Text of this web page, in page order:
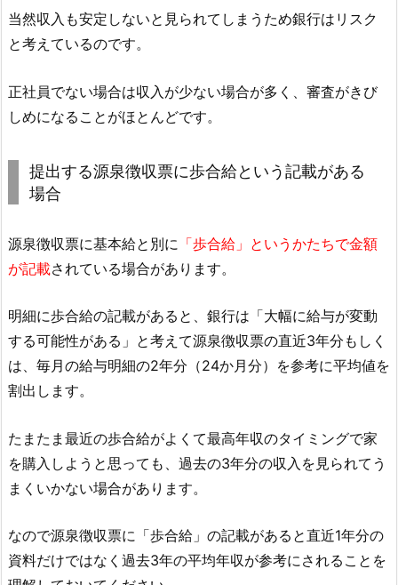
当然収入も安定しないと見られてしまうため銀行はリスク
と考えているのです。
正社員でない場合は収入が少ない場合が多く、審査がきび
しめになることがほとんどです。
提出する源泉徴収票に歩合給という記載がある
場合
源泉徴収票に基本給と別に 「歩合給」というかたちで金額
が記載されている場合があります。
明細に歩合給の記載があると、銀行は「大幅に給与が変動
する可能性がある」と考えて源泉徴収票の直近3年分もしく
は、毎月の給与明細の2年分（24か月分）を参考に平均値を
割出します。
たまたま最近の歩合給がよくて最高年収のタイミングで家
を購入しようと思っても、過去の3年分の収入を見られてう
まくいかない場合があります。
なので源泉徴収票に「歩合給」の記載があると直近1年分の
資料だけではなく過去3年の平均年収が参考にされることを